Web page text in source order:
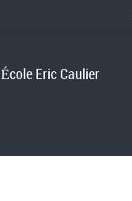
École Eric Caulier